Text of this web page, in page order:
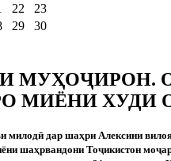
22
23
29
30
МУҲОҶИРОН.
МИЁНИ ХУДИ
милодӣ дар шаҳри Алексини
шаҳрвандони Тоҷикистон моҷ